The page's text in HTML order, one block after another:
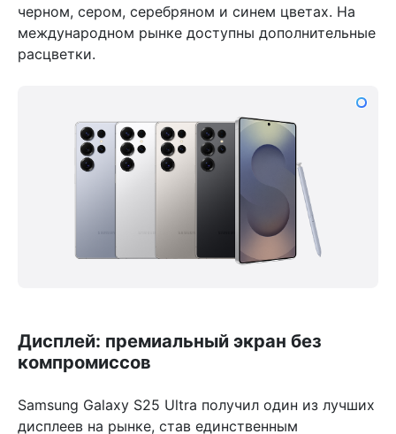
черном, сером, серебряном и синем цветах. На
международном рынке доступны дополнительные
расцветки.
Дисплей: премиальный экран без
компромиссов
Samsung Galaxy S25 Ultra получил один из лучших
дисплеев на рынке, став единственным